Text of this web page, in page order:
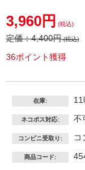
3,960円 (税込)
定価：4,400円(税込)
36ポイント獲得
在庫:
ネコポス対応: 不
コンビニ受取り: コ
商品コード: